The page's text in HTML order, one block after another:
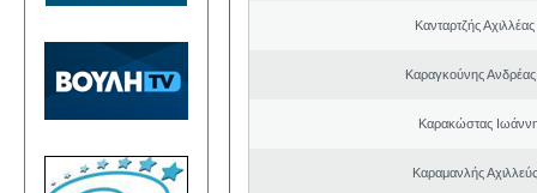
Κανταρτζής
Καραγκούνης Ανδρέας
Καρακώστας
Καραμανλής